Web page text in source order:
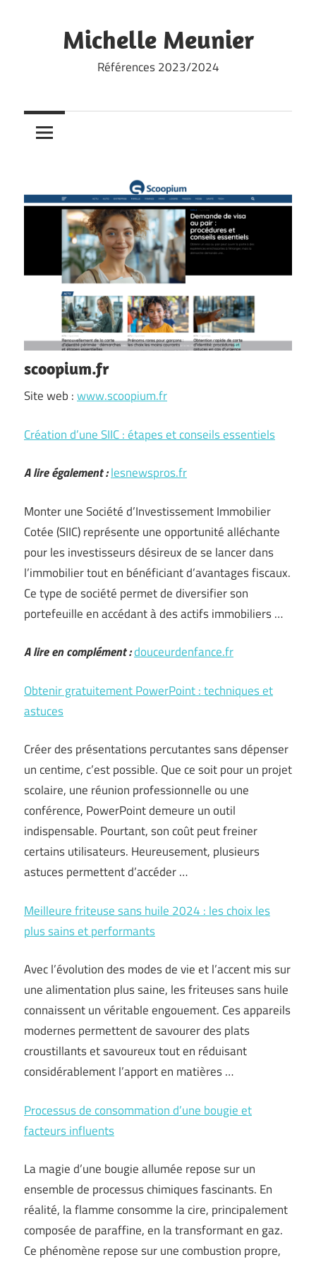
Michelle Meunier
Références 2023/2024
scoopium.fr
Site web :www.scoopium.fr
Création d’une SIIC : étapes et conseils essentiels
A lire également :lesnewspros.fr
Monter une Société d’Investissement Immobilier
Cotée (SIIC) représente une opportunité alléchante
pour les investisseurs désireux de se lancer dans
l’immobilier tout en bénéficiant d’avantages fiscaux.
Ce type de société permet de diversifier son
portefeuille en accédant à des actifs immobiliers …
A lire en complément :douceurdenfance.fr
Obtenir gratuitement PowerPoint : techniques et
astuces
Créer des présentations percutantes sans dépenser
un centime, c’est possible. Que ce soit pour un projet
scolaire, une réunion professionnelle ou une
conférence, PowerPoint demeure un outil
indispensable. Pourtant, son coût peut freiner
certains utilisateurs. Heureusement, plusieurs
astuces permettent d’accéder …
Meilleure friteuse sans huile 2024 : les choix les
plus sains et performants
Avec l’évolution des modes de vie et l’accent mis sur
une alimentation plus saine, les friteuses sans huile
connaissent un véritable engouement. Ces appareils
modernes permettent de savourer des plats
croustillants et savoureux tout en réduisant
considérablement l’apport en matières …
Processus de consommation d’une bougie et
facteurs influents
La magie d’une bougie allumée repose sur un
ensemble de processus chimiques fascinants. En
réalité, la flamme consomme la cire, principalement
composée de paraffine, en la transformant en gaz.
Ce phénomène repose sur une combustion propre,